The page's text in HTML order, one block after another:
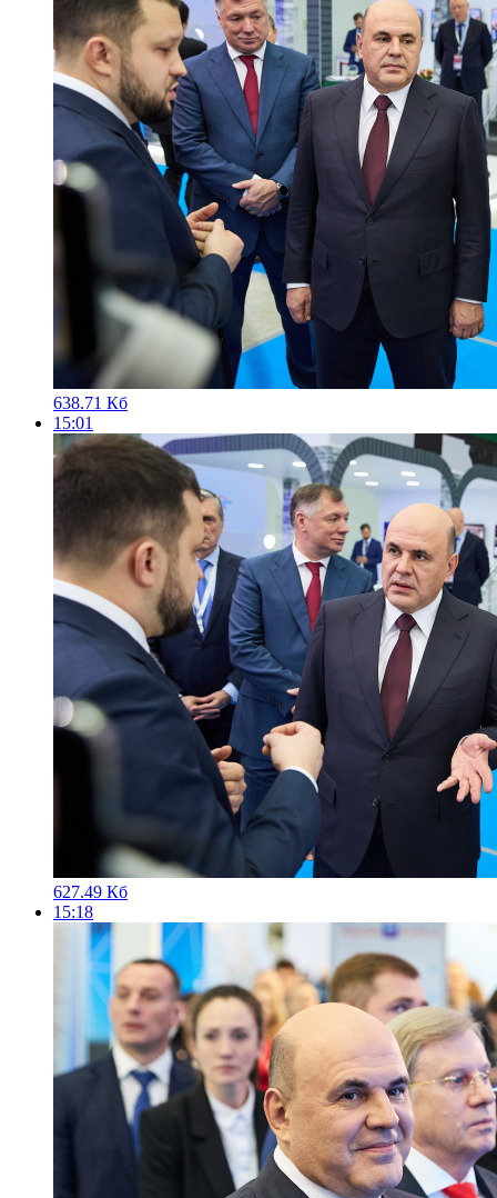
638.71 Кб
15:01
627.49 Кб
15:18